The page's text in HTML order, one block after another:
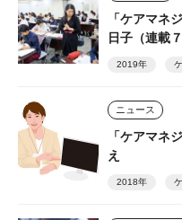
「ケアマネ
日子（連載７
2019年
ニュース
「ケアマネ
え
2018年